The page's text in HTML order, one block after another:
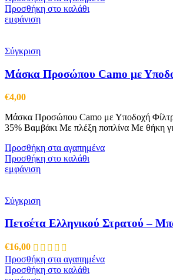
Προσθήκη στο καλάθι
εμφάνιση
Σύγκριση
Μάσκα Προσώπου Camo με
€4,00
Μάσκα Προσώπου Camo με Υποδοχή
35% Βαμβάκι Με πλέξη ποπλίνα Με θήκη
Προσθήκη στα αγαπημένα
Προσθήκη στο καλάθι
εμφάνιση
Σύγκριση
Πετσέτα Ελληνικού Στρατού –
€16,00
Προσθήκη στα αγαπημένα
Προσθήκη στο καλάθι